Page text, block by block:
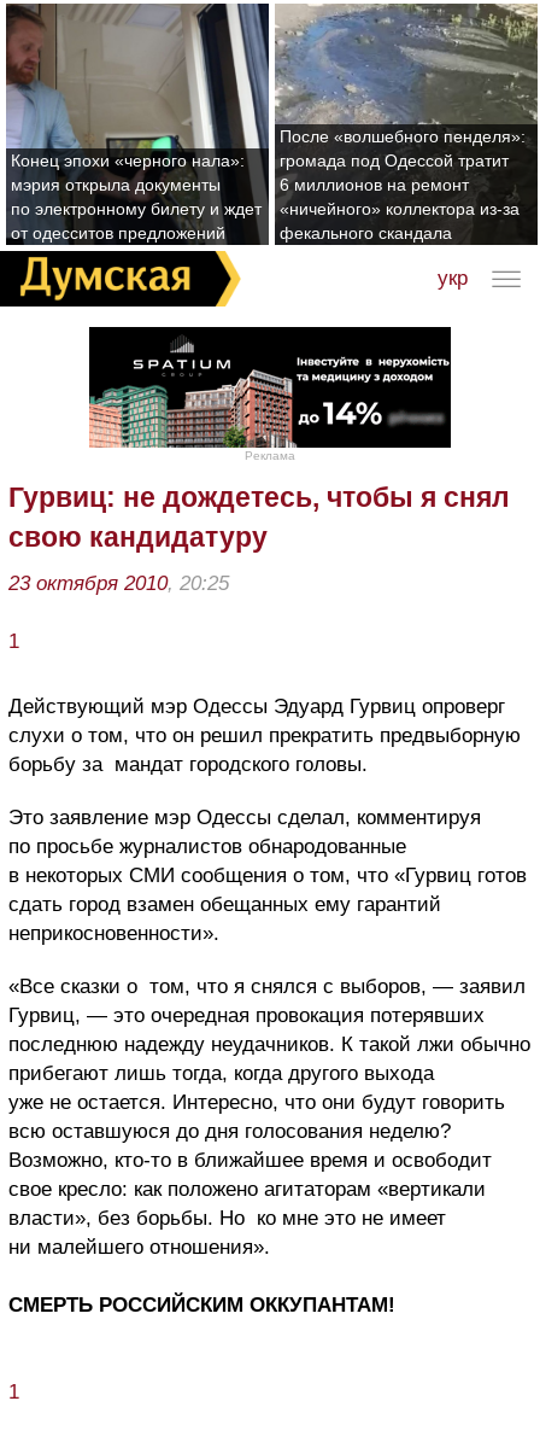
Конец эпохи «черного нала»:
мэрия открыла документы
по электронному билету и ждет
от одесситов предложений
После «волшебного пенделя»:
громада под Одессой тратит
6 миллионов на ремонт
«ничейного» коллектора из-за
фекального скандала
укр
Реклама
Гурвиц: не дождетесь, чтобы я снял
свою кандидатуру
23 октября 2010, 20:25
1
Действующий мэр Одессы Эдуард Гурвиц опроверг
слухи о том, что он решил прекратить предвыборную
борьбу за мандат городского головы.
Это заявление мэр Одессы сделал, комментируя
по просьбе журналистов обнародованные
в некоторых СМИ сообщения о том, что «Гурвиц готов
сдать город взамен обещанных ему гарантий
неприкосновенности».
«Все сказки о том, что я снялся с выборов, — заявил
Гурвиц, — это очередная провокация потерявших
последнюю надежду неудачников. К такой лжи обычно
прибегают лишь тогда, когда другого выхода
уже не остается. Интересно, что они будут говорить
всю оставшуюся до дня голосования неделю?
Возможно, кто-то в ближайшее время и освободит
свое кресло: как положено агитаторам «вертикали
власти», без борьбы. Но ко мне это не имеет
ни малейшего отношения».
СМЕРТЬ РОССИЙСКИМ ОККУПАНТАМ!
1